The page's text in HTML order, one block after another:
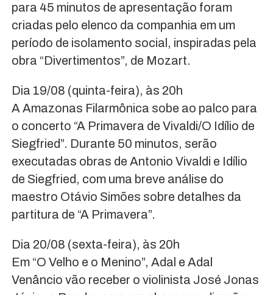
para 45 minutos de apresentação foram
criadas pelo elenco da companhia em um
período de isolamento social, inspiradas pela
obra “Divertimentos”, de Mozart.
Dia 19/08 (quinta-feira), às 20h
A Amazonas Filarmônica sobe ao palco para
o concerto “A Primavera de Vivaldi/O Idílio de
Siegfried”. Durante 50 minutos, serão
executadas obras de Antonio Vivaldi e Idílio
de Siegfried, com uma breve análise do
maestro Otávio Simões sobre detalhes da
partitura de “A Primavera”.
Dia 20/08 (sexta-feira), às 20h
Em “O Velho e o Menino”, Adal e Adal
Venâncio vão receber o violinista José Jonas